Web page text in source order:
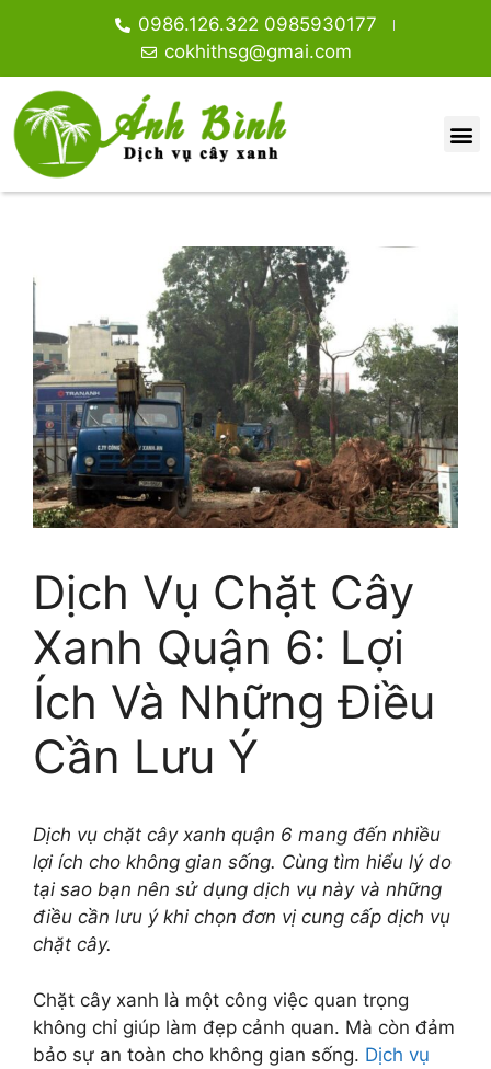
0986.126.322 0985930177
cokhithsg@gmai.com
Dịch Vụ Chặt Cây
Xanh Quận 6: Lợi
Ích Và Những Điều
Cần Lưu Ý
Dịch vụ chặt cây xanh quận 6 mang đến nhiều
lợi ích cho không gian sống. Cùng tìm hiểu lý do
tại sao bạn nên sử dụng dịch vụ này và những
điều cần lưu ý khi chọn đơn vị cung cấp dịch vụ
chặt cây.
Chặt cây xanh là một công việc quan trọng
không chỉ giúp làm đẹp cảnh quan. Mà còn đảm
bảo sự an toàn cho không gian sống. Dịch vụ